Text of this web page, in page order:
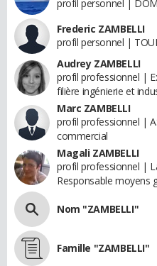
profil personnel |
Frederic ZAMBELLI
profil personnel |
Audrey ZAMBELLI
profil professionnel |
filière ingénierie et
Marc ZAMBELLI
profil professionnel |
commercial
Magali ZAMBELLI
profil professionnel |
Responsable moyens
Nom "ZAMBELLI"
Famille "ZAMBELLI"